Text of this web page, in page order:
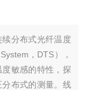
分布式光纤温度
，DTS），
敏感的特性，探
布式的测量。线